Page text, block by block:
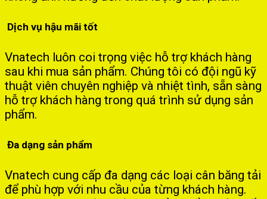
Dịch vụ hậu mãi tốt
Vnatech luôn coi trọng việc hỗ trợ khách hàng
sau khi mua sản phẩm. Chúng tôi có đội ngũ kỹ
thuật viên chuyên nghiệp và nhiệt tình, sẵn sàng
hỗ trợ khách hàng trong quá trình sử dụng sản
phẩm.
Đa dạng sản phẩm
Vnatech cung cấp đa dạng các loại cân băng tải
để phù hợp với nhu cầu của từng khách hàng.